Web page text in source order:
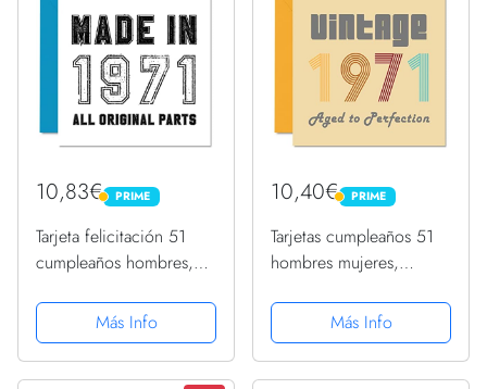
10,83€ PRIME
PRIME
Tarjeta felicitación 51
cumpleaños hombres,
fabricada en 1971, todas
piezas originales,
divertida tarjeta
Más Info
10,40€ PRIME
PRIME
Tarjetas cumpleaños 51
hombres mujeres,
a perfección, 51 tarjetas
cumpleaños divertidas
ella, 145 x 145 mm,
Más Info